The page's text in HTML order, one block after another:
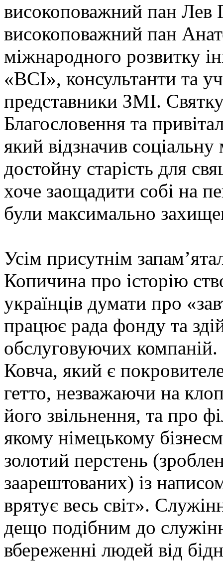
високоповажний пан Лев
високоповажний пан
міжнародного розвитку
«ВСІ», консультанти та
представники ЗМІ.
Благословення та
який відзначив
достойну старість для
хоче заощадити собі на
були максимально
Усім присутнім
Копичина про історію
українців думати про
працює рада фонду та
обслуговуючих
Ковча, який є
гетто, незважаючи на
його звільнення, та про
якому німецькому
золотий перстень
заарештованих) із
врятує весь світ».
дещо подібним до
вбереженні людей від